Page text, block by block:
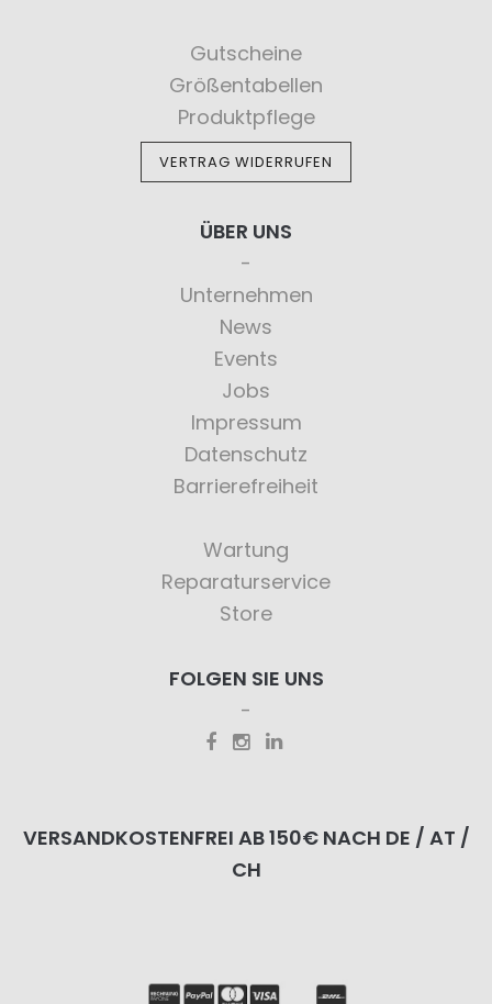
Gutscheine
Größentabellen
Produktpflege
VERTRAG WIDERRUFEN
ÜBER UNS
Unternehmen
News
Events
Jobs
Impressum
Datenschutz
Barrierefreiheit
Wartung
Reparaturservice
Store
FOLGEN SIE UNS
VERSANDKOSTENFREI AB 150€ NACH DE / AT /
CH